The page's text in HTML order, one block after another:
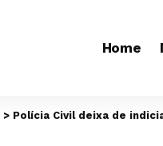
Home
> Polícia Civil deixa de